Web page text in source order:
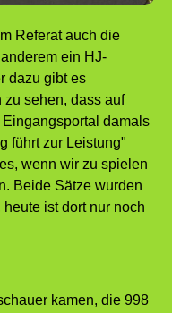
Referat auch die
ein HJ-
dazu gibt es
zu sehen, dass auf
damals
führt zur Leistung"
wenn wir zu spielen
Beide Sätze wurden
ist dort nur noch
kamen, die 998